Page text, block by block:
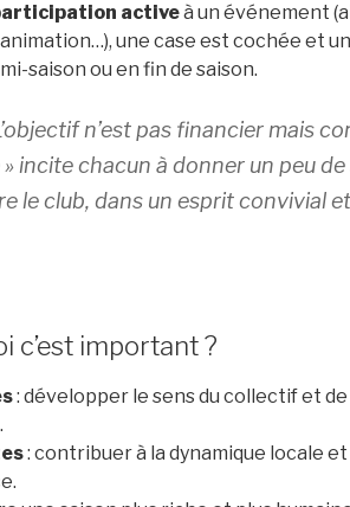
activeà un événement
une case est cochée et
saison ou en fin de saison.
n’est pas financier mais
incite chacun à donner un peu
le club, dans un esprit convivial
c’est important ?
: développer le sens du collectif et de
: contribuer à la dynamique locale